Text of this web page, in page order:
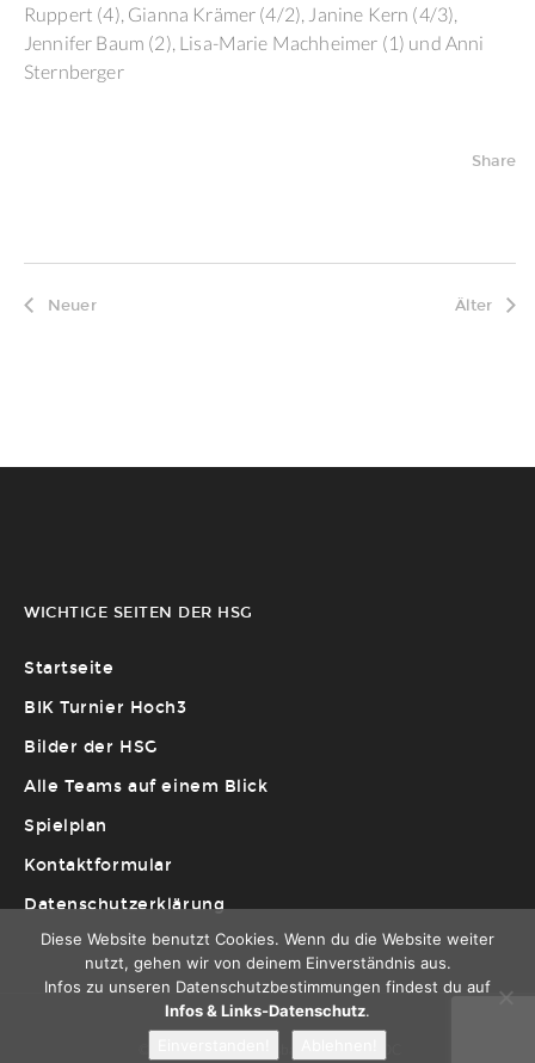
Ruppert (4), Gianna Krämer (4/2), Janine Kern (4/3),
Jennifer Baum (2), Lisa-Marie Machheimer (1) und Anni
Sternberger
Share
Neuer Älter
WICHTIGE SEITEN DER HSG
Startseite
BIK Turnier Hoch3
Bilder der HSG
Alle Teams auf einem Blick
Spielplan
Kontaktformular
Datenschutzerklärung
Diese Website benutzt Cookies. Wenn du die Website weiter
nutzt, gehen wir von deinem Einverständnis aus.
Infos zu unseren Datenschutzbestimmungen findest du auf
Infos & Links-Datenschutz.